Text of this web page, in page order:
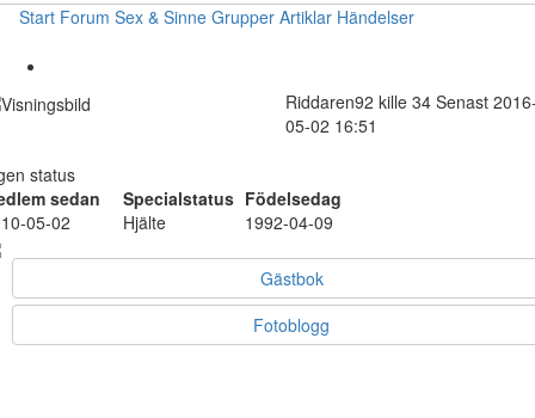
Start Forum Sex & Sinne Grupper Artiklar Händelser
Riddaren92 kille 34 Senast
05-02 16:51
status
sedan
Specialstatus Födelsedag
05-02
Hjälte 1992-04-09
Gästbok
Fotoblogg